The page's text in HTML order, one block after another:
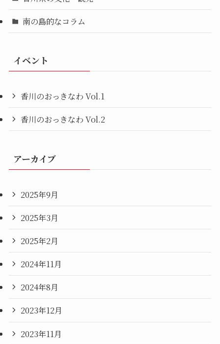
南の島的なコラム
イベント
香川のおっきなわ Vol.1
香川のおっきなわ Vol.2
アーカイブ
2025年9月
2025年3月
2025年2月
2024年11月
2024年8月
2023年12月
2023年11月